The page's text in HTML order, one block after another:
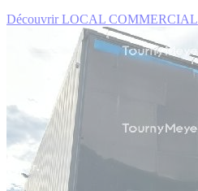
Découvrir LOCAL COMMERCIAL